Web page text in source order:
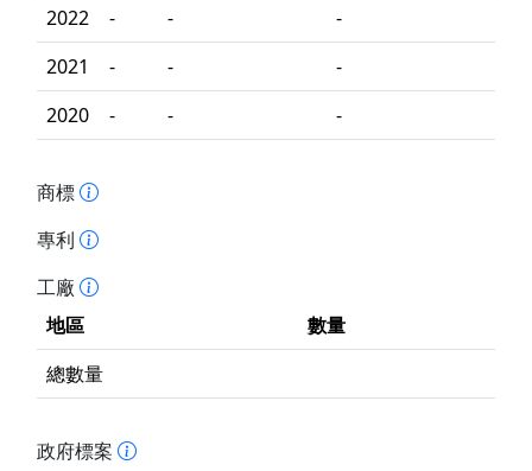
2022
- -
-
2021
- -
-
2020
- - -
商標
專利
工廠
地區
數量
總數量
政府標案